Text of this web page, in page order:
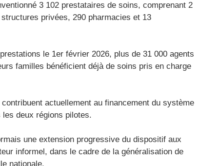
3 102 prestataires de soins, comprenant 2
privées, 290 pharmacies et 13
le 1er février 2026, plus de 31 000 agents
familles bénéficient déjà de soins pris en charge
actuellement au financement du système
deux régions pilotes.
une extension progressive du dispositif aux
informel, dans le cadre de la généralisation de
nationale.